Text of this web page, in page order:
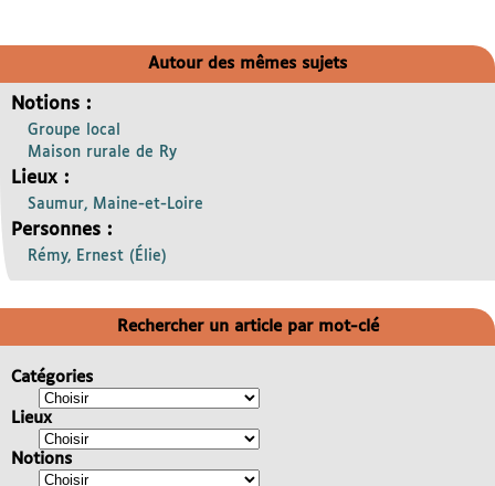
Autour des mêmes sujets
Notions :
Groupe local
Maison rurale de Ry
Lieux :
Saumur, Maine-et-Loire
Personnes :
Rémy, Ernest (Élie)
Rechercher un article par mot-clé
Catégories
Lieux
Notions